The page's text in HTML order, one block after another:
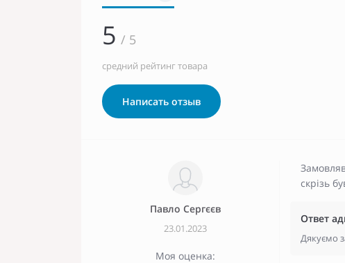
5 / 5
средний рейтинг товара
Написать отзыв
Павло Сергєєв
23.01.2023
Моя оценка:
скрізь
Ответ
Дякуємо